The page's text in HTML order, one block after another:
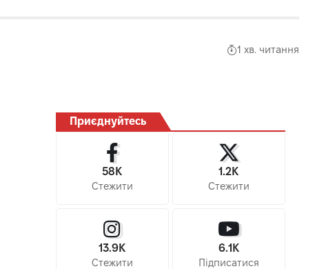
1 хв. читання
Приєднуйтесь
58K
Стежити
1.2K
Стежити
13.9K
Стежити
6.1K
Підписатися